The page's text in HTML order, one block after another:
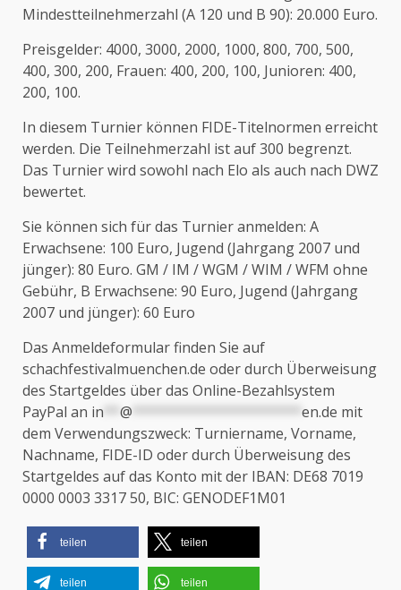
Mindestteilnehmerzahl (A 120 und B 90): 20.000 Euro.
Preisgelder: 4000, 3000, 2000, 1000, 800, 700, 500,
400, 300, 200, Frauen: 400, 200, 100, Junioren: 400,
200, 100.
In diesem Turnier können FIDE-Titelnormen erreicht
werden. Die Teilnehmerzahl ist auf 300 begrenzt.
Das Turnier wird sowohl nach Elo als auch nach DWZ
bewertet.
Sie können sich für das Turnier anmelden: A
Erwachsene: 100 Euro, Jugend (Jahrgang 2007 und
jünger): 80 Euro. GM / IM / WGM / WIM / WFM ohne
Gebühr, B Erwachsene: 90 Euro, Jugend (Jahrgang
2007 und jünger): 60 Euro
Das Anmeldeformular finden Sie auf
schachfestivalmuenchen.de oder durch Überweisung
des Startgeldes über das Online-Bezahlsystem
PayPal an in @ en.de mit
dem Verwendungszweck: Turniername, Vorname,
Nachname, FIDE-ID oder durch Überweisung des
Startgeldes auf das Konto mit der IBAN: DE68 7019
0000 0003 3317 50, BIC: GENODEF1M01
teilen teilen
teilen teilen